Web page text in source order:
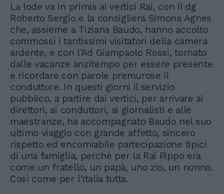
La lode va in primis ai vertici Rai, con il dg
Roberto Sergio e la consigliera Simona Agnes
che, assieme a Tiziana Baudo, hanno accolto
commossi i tantissimi visitatori della camera
ardente, e con l'Ad Giampaolo Rossi, tornato
dalle vacanze anzitempo per essere presente
e ricordare con parole premurose il
conduttore. In questi giorni il servizio
pubblico, a partire dai vertici, per arrivare ai
direttori, ai conduttori, ai giornalisti e alle
maestranze, ha accompagnato Baudo nel suo
ultimo viaggio con grande affetto, sincero
rispetto ed encomiabile partecipazione tipici
di una famiglia, perché per la Rai Pippo era
come un fratello, un papà, uno zio, un nonno.
Così come per l'Italia tutta.